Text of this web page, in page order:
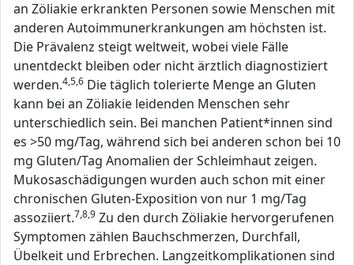
an Zöliakie erkrankten Personen sowie Menschen mit
anderen Autoimmunerkrankungen am höchsten ist.
Die Prävalenz steigt weltweit, wobei viele Fälle
unentdeckt bleiben oder nicht ärztlich diagnostiziert
werden.4,5,6 Die täglich tolerierte Menge an Gluten
kann bei an Zöliakie leidenden Menschen sehr
unterschiedlich sein. Bei manchen Patient*innen sind
es >50 mg/Tag, während sich bei anderen schon bei 10
mg Gluten/Tag Anomalien der Schleimhaut zeigen.
Mukosaschädigungen wurden auch schon mit einer
chronischen Gluten-Exposition von nur 1 mg/Tag
assoziiert.7,8,9 Zu den durch Zöliakie hervorgerufenen
Symptomen zählen Bauchschmerzen, Durchfall,
Übelkeit und Erbrechen. Langzeitkomplikationen sind